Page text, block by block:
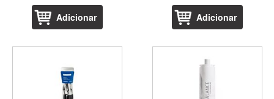
Adicionar Adicionar